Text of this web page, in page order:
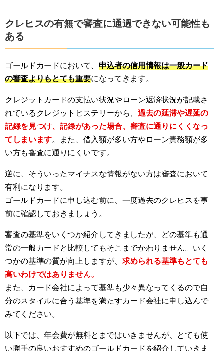
クレヒスの有無で審査に通過できない可能性も
ある
ゴールドカードにおいて、 申込者の信用情報は一般カード
の審査よりもとても重要になってきます。
クレジットカードの支払い状況やローン返済状況が記載さ
れているクレジットヒステリーから、 過去の延滞や遅延の
記録を見つけ、記録があった場合、審査に通りにくくなっ
てしまいます。また、借入額が多い方やローン責務額が多
い方も審査に通りにくいです。
逆に、そういったマイナスな情報がない方は審査において
有利になります。
ゴールドカードに申し込む前に、一度過去のクレヒスを事
前に確認しておきましょう。
審査の基準をいくつか紹介してきましたが、どの基準も通
常の一般カードと比較してもそこまでかわりません。いく
つかの基準の質が向上しますが、 求められる基準もとても
高いわけではありません。
また、カード会社によって基準も少々異なってくるので自
分のスタイルに合う基準を満たすカード会社に申し込んで
みてください。
以下では、年会費が無料とまではいきませんが、とても使
い勝手の良いおすすめのゴールドカードを紹介していきま